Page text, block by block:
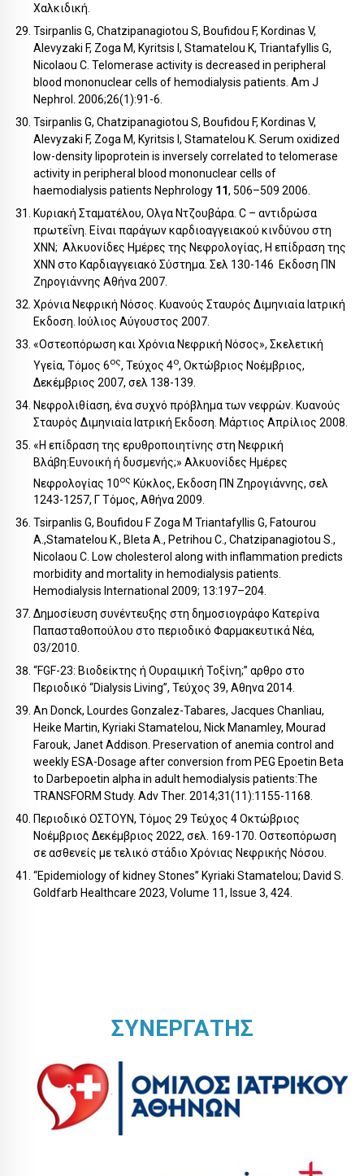
Χαλκιδική.
Tsirpanlis G, Chatzipanagiotou S, Boufidou F, Kordinas V,
Alevyzaki F, Zoga M, Kyritsis I, Stamatelou K, Triantafyllis G,
Nicolaou C. Telomerase activity is decreased in peripheral
blood mononuclear cells of hemodialysis patients. Am J
Nephrol. 2006;26(1):91-6.
Tsirpanlis G, Chatzipanagiotou S, Boufidou F, Kordinas V,
Alevyzaki F, Zoga M, Kyritsis I, Stamatelou K. Serum oxidized
low-density lipoprotein is inversely correlated to telomerase
activity in peripheral blood mononuclear cells of
haemodialysis patients Nephrology 11, 506–509 2006.
Κυριακή Σταματέλου, Ολγα Ντζουβάρα. C – αντιδρώσα
πρωτεΐνη. Είναι παράγων καρδιοαγγειακού κινδύνου στη
ΧΝΝ; Αλκυονίδες Ημέρες της Νεφρολογίας, Η επίδραση της
ΧΝΝ στο Καρδιαγγειακό Σύστημα. Σελ 130-146 Εκδοση ΠΝ
Ζηρογιάννης Αθήνα 2007.
Χρόνια Νεφρική Νόσος. Κυανούς Σταυρός Διμηνιαία Ιατρική
Εκδοση. Ιούλιος Αύγουστος 2007.
«Οστεοπόρωση και Χρόνια Νεφρική Νόσος», Σκελετική
Υγεία, Τόμος 6ος, Τεύχος 4ο, Οκτώβριος Νοέμβριος,
Δεκέμβριος 2007, σελ 138-139.
Νεφρολιθίαση, ένα συχνό πρόβλημα των νεφρών. Κυανούς
Σταυρός Διμηνιαία Ιατρική Εκδοση. Μάρτιος Απρίλιος 2008.
«Η επίδραση της ερυθροποιητίνης στη Νεφρική
Βλάβη:Ευνοική ή δυσμενής;» Αλκυονίδες Ημέρες
Νεφρολογίας 10ος Κύκλος, Εκδοση ΠΝ Ζηρογιάννης, σελ
1243-1257, Γ Τόμος, Αθήνα 2009.
Tsirpanlis G, Boufidou F Zoga M Triantafyllis G, Fatourou
A.,Stamatelou K., Bleta Α., Petrihou C., Chatzipanagiotou S.,
Nicolaou C. Low cholesterol along with inflammation predicts
morbidity and mortality in hemodialysis patients.
Hemodialysis International 2009; 13:197–204.
Δημοσίευση συνέντευξης στη δημοσιογράφο Κατερίνα
Παπασταθοπούλου στο περιοδικό Φαρμακευτικά Νέα,
03/2010.
“FGF-23: Βιοδείκτης ή Ουραιμική Τοξίνη;” αρθρο στο
Περιοδικό “Dialysis Living”, Τεύχος 39, Αθηνα 2014.
An Donck, Lourdes Gonzalez-Tabares, Jacques Chanliau,
Heike Martin, Kyriaki Stamatelou, Nick Manamley, Mourad
Farouk, Janet Addison. Preservation of anemia control and
weekly ESA-Dosage after conversion from PEG Epoetin Beta
to Darbepoetin alpha in adult hemodialysis patients:The
TRANSFORM Study. Adv Ther. 2014;31(11):1155-1168.
Περιοδικό ΟΣΤΟΥΝ, Τόμος 29 Τεύχος 4 Οκτώβριος
Νοέμβριος Δεκέμβριος 2022, σελ. 169-170. Οστεοπόρωση
σε ασθενείς με τελικό στάδιο Χρόνιας Νεφρικής Νόσου.
“Epidemiology of kidney Stones” Kyriaki Stamatelou; David S.
Goldfarb Healthcare 2023, Volume 11, Issue 3, 424.
ΣΥΝΕΡΓΑΤΗΣ